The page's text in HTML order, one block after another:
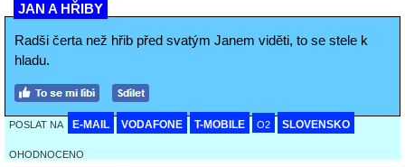
JAN A HŘIBY
Radši čerta než hřib před svatým Janem viděti, to se stele k
hladu.
POSLAT NA E-MAIL VODAFONE T-MOBILE O2 SLOVENSKO
OHODNOCENO